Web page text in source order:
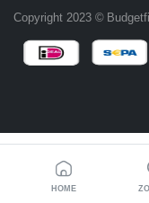
Copyright 2023 ©
HOME